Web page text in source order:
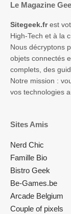
Le Magazine
Sitegeek.frest
High-Tech et à la
Nous décryptons
objets connectés
complets, des
Notre mission :
vos technologies
Sites Amis
Nerd Chic
Famille Bio
Bistro Geek
Be-Games.be
Arcade Belgium
Couple of pixels